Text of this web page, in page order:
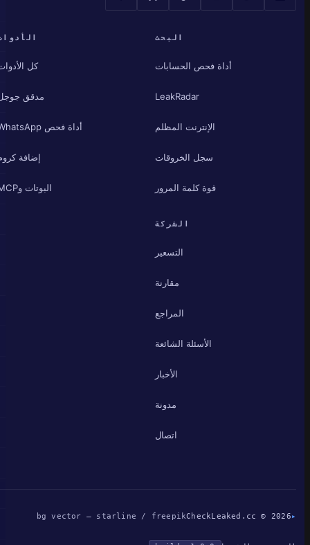
البحث
أداة فحص الحسابات
LeakRadar
الإنترنت المظلم
سجل الخروقات
قوة كلمة المرور
الأدوات
كل الأدوات
مدقق جوجل
أداة فحص WhatsApp
إضافة كروم
البوتات وMCP
الشركة
التسعير
مقارنة
المراجع
الأسئلة الشائعة
الأخبار
مدونة
اتصال
CheckLeaked.cc © 2026
bg vector — starline / freepik